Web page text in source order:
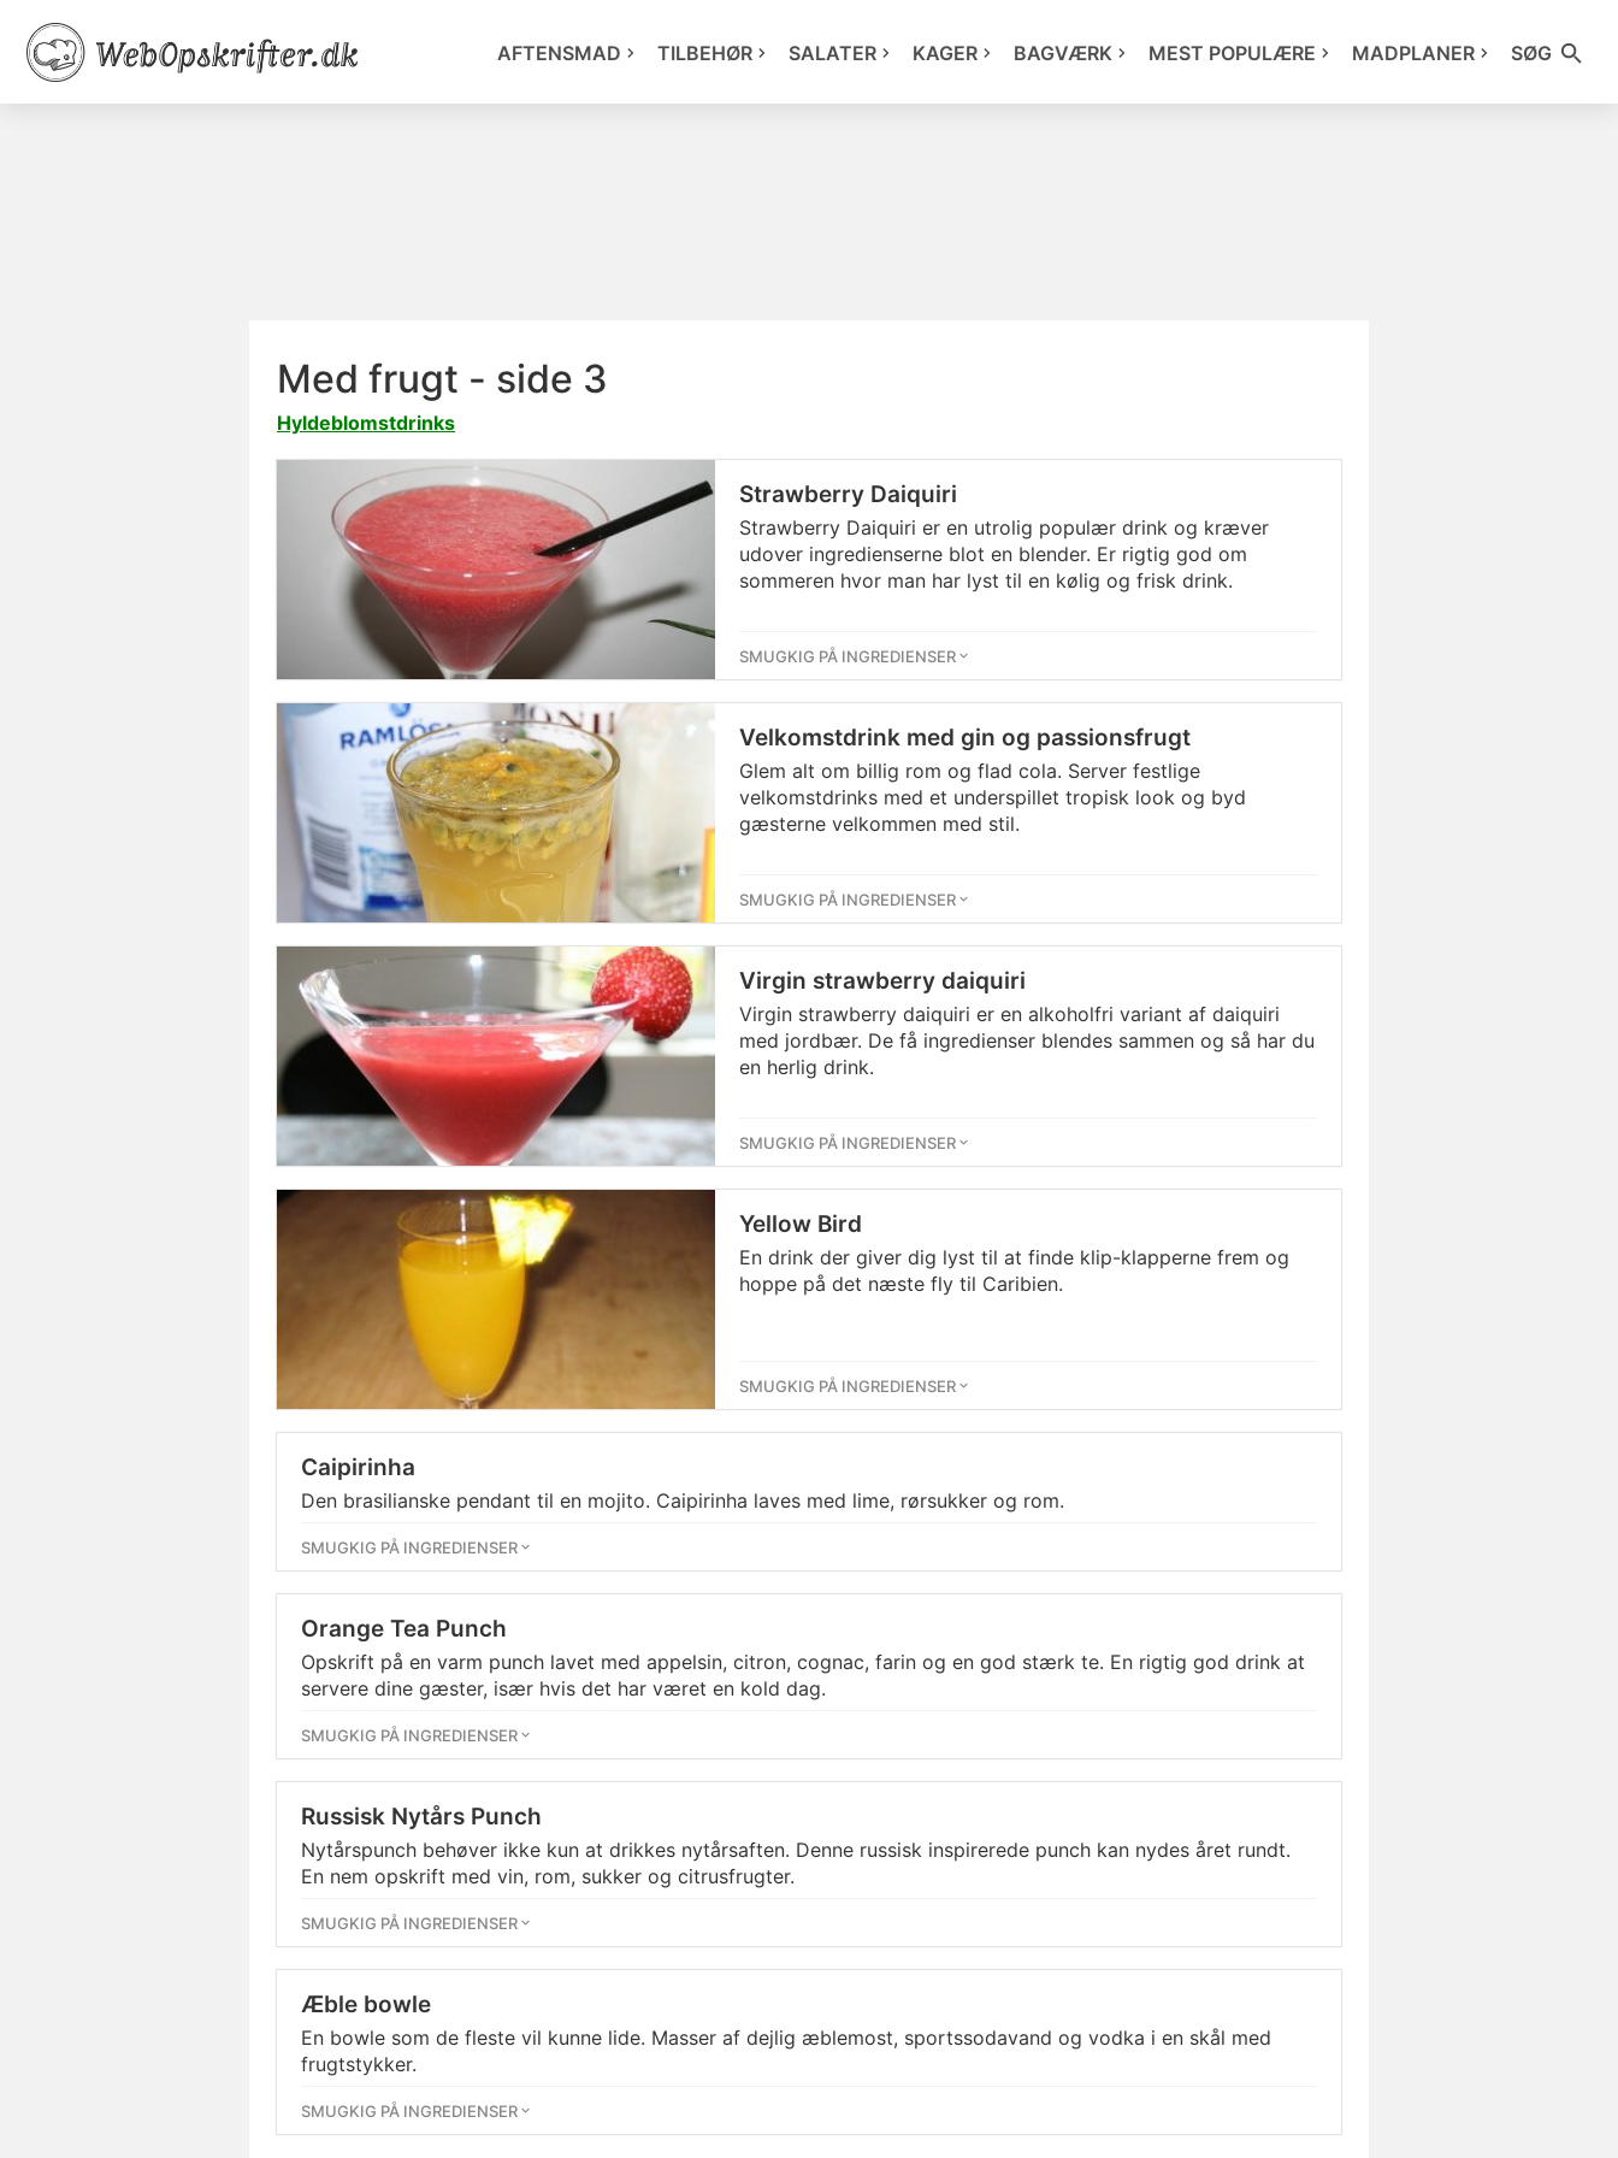
AFTENSMAD TILBEHØR SALATER KAGER BAGVÆRK MEST POPULÆRE MADPLANER SØG
Med frugt - side 3
Hyldeblomstdrinks
Strawberry Daiquiri
Strawberry Daiquiri er en utrolig populær drink og kræver
udover ingredienserne blot en blender. Er rigtig god om
sommeren hvor man har lyst til en kølig og frisk drink.
SMUGKIG PÅ INGREDIENSER
Velkomstdrink med gin og passionsfrugt
Glem alt om billig rom og flad cola. Server festlige
velkomstdrinks med et underspillet tropisk look og byd
gæsterne velkommen med stil.
SMUGKIG PÅ INGREDIENSER
Virgin strawberry daiquiri
Virgin strawberry daiquiri er en alkoholfri variant af daiquiri
med jordbær. De få ingredienser blendes sammen og så har du
en herlig drink.
SMUGKIG PÅ INGREDIENSER
Yellow Bird
En drink der giver dig lyst til at finde klip-klapperne frem og
hoppe på det næste fly til Caribien.
SMUGKIG PÅ INGREDIENSER
Caipirinha
Den brasilianske pendant til en mojito. Caipirinha laves med lime, rørsukker og rom.
SMUGKIG PÅ INGREDIENSER
Orange Tea Punch
Opskrift på en varm punch lavet med appelsin, citron, cognac, farin og en god stærk te. En rigtig god drink at
servere dine gæster, især hvis det har været en kold dag.
SMUGKIG PÅ INGREDIENSER
Russisk Nytårs Punch
Nytårspunch behøver ikke kun at drikkes nytårsaften. Denne russisk inspirerede punch kan nydes året rundt.
En nem opskrift med vin, rom, sukker og citrusfrugter.
SMUGKIG PÅ INGREDIENSER
Æble bowle
En bowle som de fleste vil kunne lide. Masser af dejlig æblemost, sportssodavand og vodka i en skål med
frugtstykker.
SMUGKIG PÅ INGREDIENSER